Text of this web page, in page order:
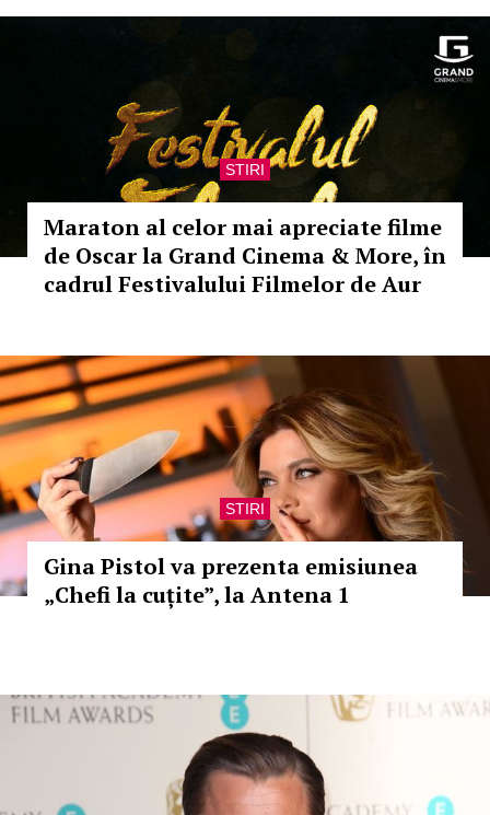
STIRI
Maraton al celor mai apreciate filme
de Oscar la Grand Cinema & More, în
cadrul Festivalului Filmelor de Aur
STIRI
Gina Pistol va prezenta emisiunea
„Chefi la cuțite”, la Antena 1